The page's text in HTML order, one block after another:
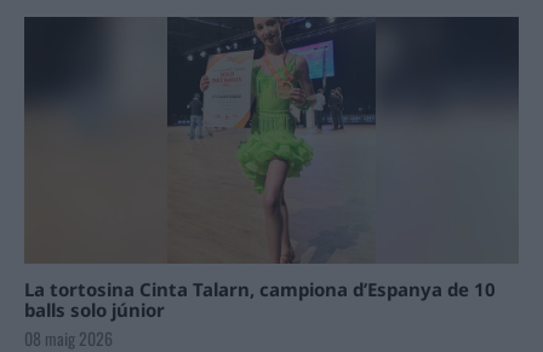
La tortosina Cinta Talarn, campiona d’Espanya de 10
balls solo júnior
08 maig 2026